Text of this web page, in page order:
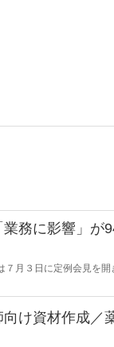
業務に影響」が
７月３日に定例会見を
け資材作成／